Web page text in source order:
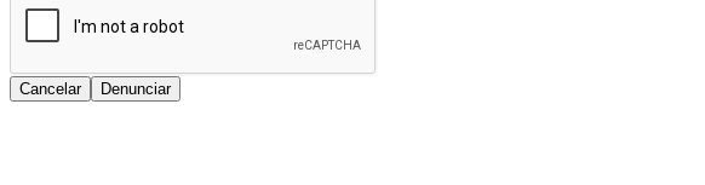
Cancelar Denunciar